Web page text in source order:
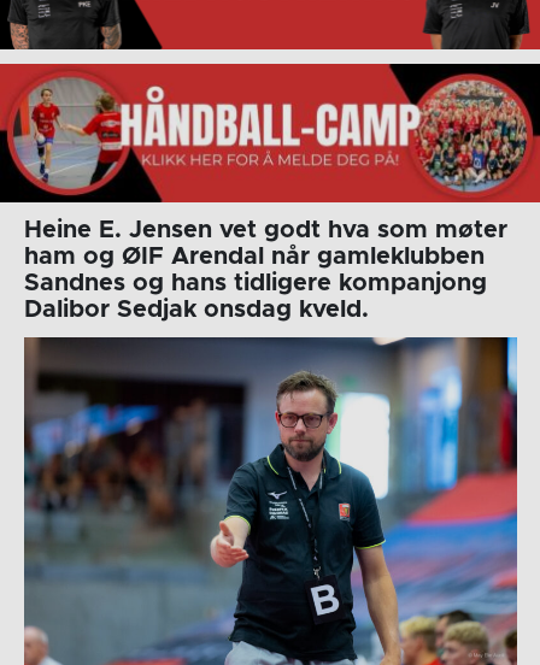
Heine E. Jensen vet godt hva som møter
ham og ØIF Arendal når gamleklubben
Sandnes og hans tidligere kompanjong
Dalibor Sedjak onsdag kveld.